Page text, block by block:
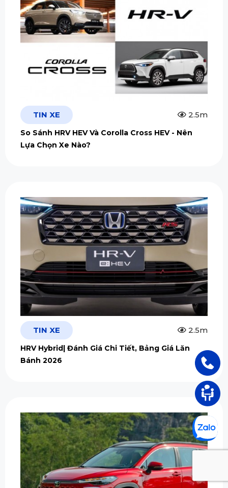
TIN XE 2.5m
So Sánh HRV HEV Và Corolla Cross HEV - Nên
Lựa Chọn Xe Nào?
TIN XE 2.5m
HRV Hybrid| Đánh Giá Chi Tiết, Bảng Giá Lăn
Bánh 2026